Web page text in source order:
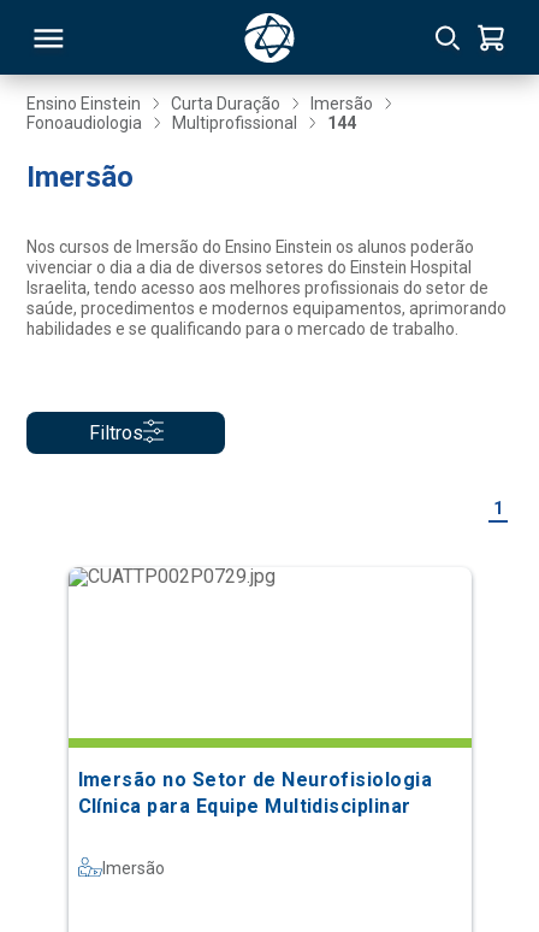
Ensino Einstein Curta Duração
Imersão
Fonoaudiologia
Multiprofissional 144
Imersão
Nos cursos de Imersão do Ensino Einstein os alunos poderão
vivenciar o dia a dia de diversos setores do Einstein Hospital
Israelita, tendo acesso aos melhores profissionais do setor de
saúde, procedimentos e modernos equipamentos, aprimorando
habilidades e se qualificando para o mercado de trabalho.
Filtros
1
Imersão no Setor de Neurofisiologia
Clínica para Equipe Multidisciplinar
Imersão